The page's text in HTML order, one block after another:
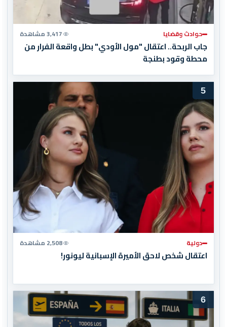
حوادث وقضايا 3,417 مشاهدة
جاب الربحة.. اعتقال "مول الأودي" بطل واقعة الفرار من
محطة وقود بطنجة
5
دولية 2,508 مشاهدة
اعتقال شخص لاحق الأميرة الإسبانية ليونور!
6